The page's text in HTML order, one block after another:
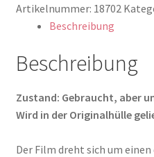
Artikelnummer: 18702
Beschreibung
Beschreibung
Zustand: Gebraucht, aber
Wird in der Originalhülle
Der Film dreht sich um